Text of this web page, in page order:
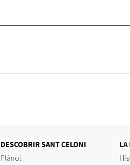
DESCOBRIR SANT CELONI
Plànol
LA